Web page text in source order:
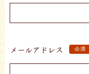
メールアドレス 必須